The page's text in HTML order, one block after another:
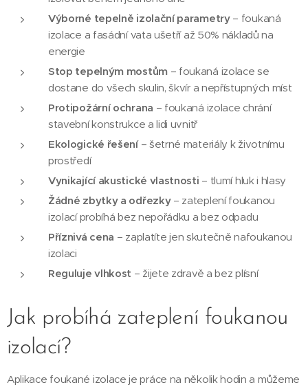
Výborné tepelně izolační parametry– foukaná
izolace a fasádní vata ušetří až 50% nákladů na
energie
Stop tepelným mostům– foukaná izolace se
dostane do všech skulin, škvír a nepřístupných míst
Protipožární ochrana – foukaná izolace chrání
stavební konstrukce a lidi uvnitř
Ekologické řešení– šetrné materiály k životnímu
prostředí
Vynikající akustické vlastnosti – tlumí hluk i hlasy
Žádné zbytky a odřezky– zateplení foukanou
izolací probíhá bez nepořádku a bez odpadu
Příznivá cena – zaplatíte jen skutečně nafoukanou
izolaci
Reguluje vlhkost – žijete zdravě a bez plísní
Jak probíhá zateplení foukanou
izolací?
Aplikace foukané izolace je práce na několik hodin a můžeme